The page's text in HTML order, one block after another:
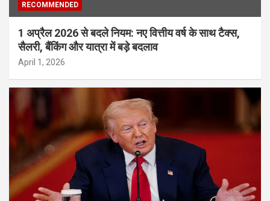
RECOMMENDED
1 अप्रैल 2026 से बदले नियम: नए वित्तीय वर्ष के साथ टैक्स,
सैलरी, बैंकिंग और यात्रा में बड़े बदलाव
April 1, 2026